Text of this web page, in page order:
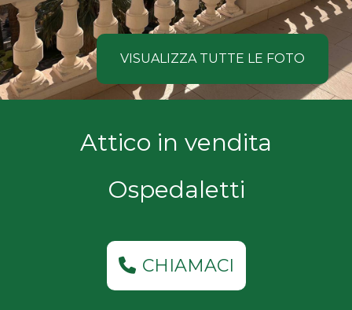
VISUALIZZA TUTTE LE FOTO
Attico in vendita
Ospedaletti
CHIAMACI
COSA
CERCANO
NOSTRI
Comune
Tipologia